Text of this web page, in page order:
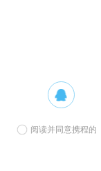
阅读并同意携程的